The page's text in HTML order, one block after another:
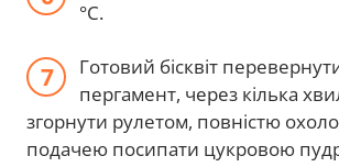
°C.
Готовий бісквіт
пергамент, через кілька
згорнути рулетом, повністю
подачею посипати цукровою